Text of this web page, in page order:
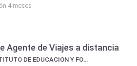
4 meses
Agente de Viajes a distancia
IFYED INSTITUTO DE EDUCACION Y FORMACIÓN A DISTANCIA